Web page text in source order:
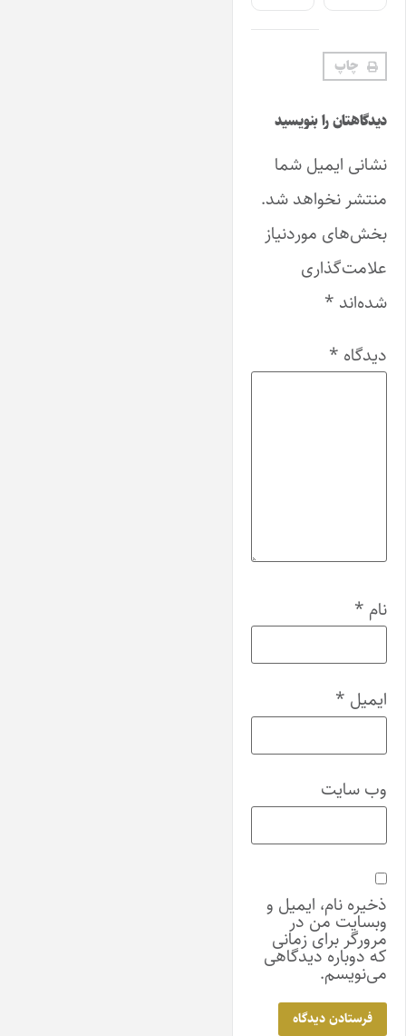
چاپ
دیدگاهتان را بنویسید
نشانی ایمیل شما
منتشر نخواهد شد.
بخش‌های موردنیاز
علامت‌گذاری
شده‌اند *
دیدگاه *
نام *
ایمیل *
وب‌ سایت
ذخیره نام، ایمیل و
وبسایت من در
مرورگر برای زمانی
که دوباره دیدگاهی
می‌نویسم.